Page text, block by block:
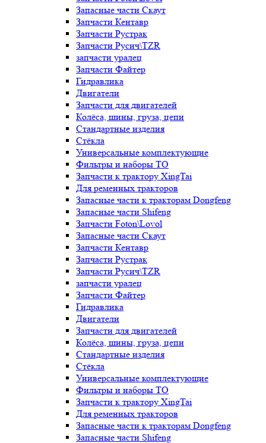
Запасные части Скаут
Запчасти Кентавр
Запчасти Рустрак
Запчасти Русич\TZR
запчасти уралец
Запчасти Файтер
Гидравлика
Двигатели
Запчасти для двигателей
Колёса, шины, груза, цепи
Стандартные изделия
Стёкла
Универсальные комплектующие
Фильтры и наборы ТО
Запчасти к трактору XingTai
Для ременных тракторов
Запасные части к тракторам Dongfeng
Запасные части Shifeng
Запчасти Foton\Lovol
Запасные части Скаут
Запчасти Кентавр
Запчасти Рустрак
Запчасти Русич\TZR
запчасти уралец
Запчасти Файтер
Гидравлика
Двигатели
Запчасти для двигателей
Колёса, шины, груза, цепи
Стандартные изделия
Стёкла
Универсальные комплектующие
Фильтры и наборы ТО
Запчасти к трактору XingTai
Для ременных тракторов
Запасные части к тракторам Dongfeng
Запасные части Shifeng